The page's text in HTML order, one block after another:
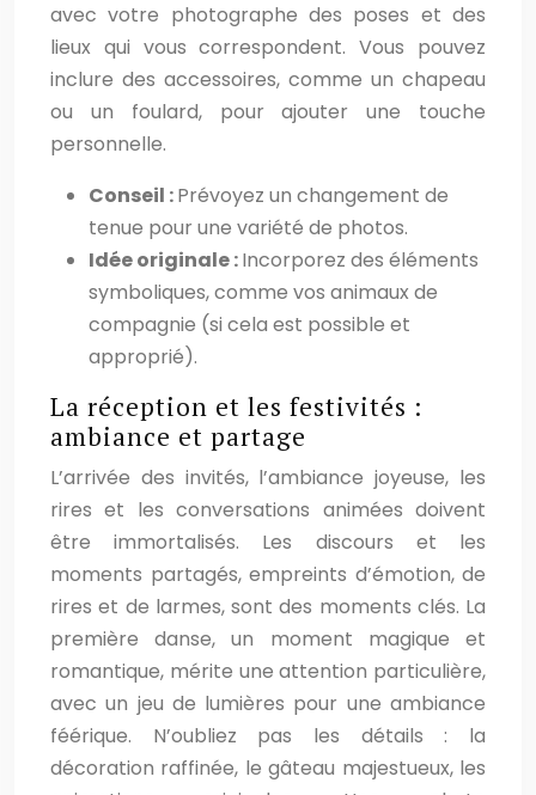
avec votre photographe des poses et des
lieux qui vous correspondent. Vous pouvez
inclure des accessoires, comme un chapeau
ou un foulard, pour ajouter une touche
personnelle.
Conseil :Prévoyez un changement de
tenue pour une variété de photos.
Idée originale :Incorporez des éléments
symboliques, comme vos animaux de
compagnie (si cela est possible et
approprié).
La réception et les festivités :
ambiance et partage
L’arrivée des invités, l’ambiance joyeuse, les
rires et les conversations animées doivent
être immortalisés. Les discours et les
moments partagés, empreints d’émotion, de
rires et de larmes, sont des moments clés. La
première danse, un moment magique et
romantique, mérite une attention particulière,
avec un jeu de lumières pour une ambiance
féérique. N’oubliez pas les détails : la
décoration raffinée, le gâteau majestueux, les